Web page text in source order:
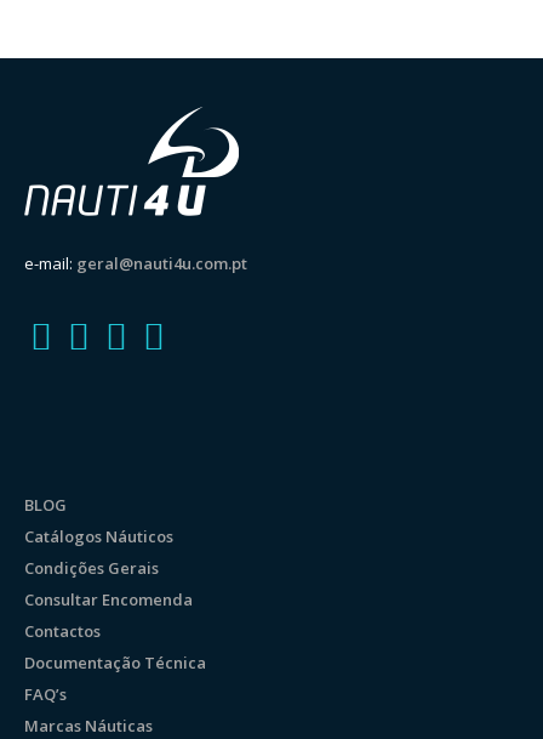
e-mail: geral@nauti4u.com.pt
BLOG
Catálogos Náuticos
Condições Gerais
Consultar Encomenda
Contactos
Documentação Técnica
FAQ’s
Marcas Náuticas